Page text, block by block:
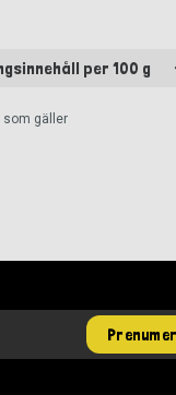
per 100 g
som gäller